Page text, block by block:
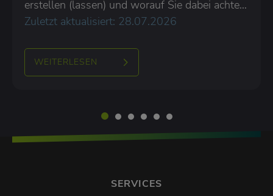
erstellen (lassen) und worauf Sie dabei achten
sollten.
Zuletzt aktualisiert: 28.07.2026
WEITERLESEN
SERVICES